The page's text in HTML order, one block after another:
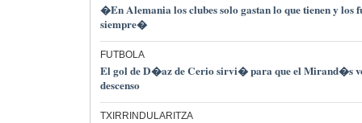
�En Alemania los clubes solo gastan lo que tienen y los
siempre�
FUTBOLA
El gol de D�az de Cerio sirvi� para que el Mirand�s
descenso
TXIRRINDULARITZA